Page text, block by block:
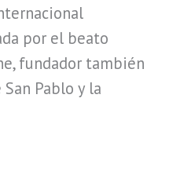
por el beato
fundador también
Pablo y la